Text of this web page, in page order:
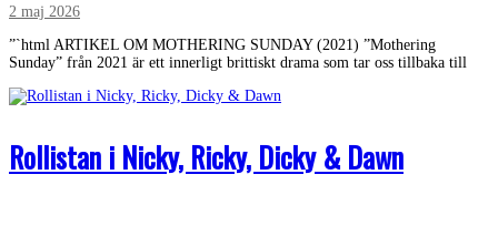
2 maj 2026
”`html ARTIKEL OM MOTHERING SUNDAY (2021) ”Mothering
Sunday” från 2021 är ett innerligt brittiskt drama som tar oss tillbaka till
Rollistan i Nicky, Ricky, Dicky & Dawn